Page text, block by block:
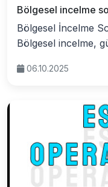
Bölgesel incelme
Bölgesel İncelme
Bölgesel incelme,
06.10.2025